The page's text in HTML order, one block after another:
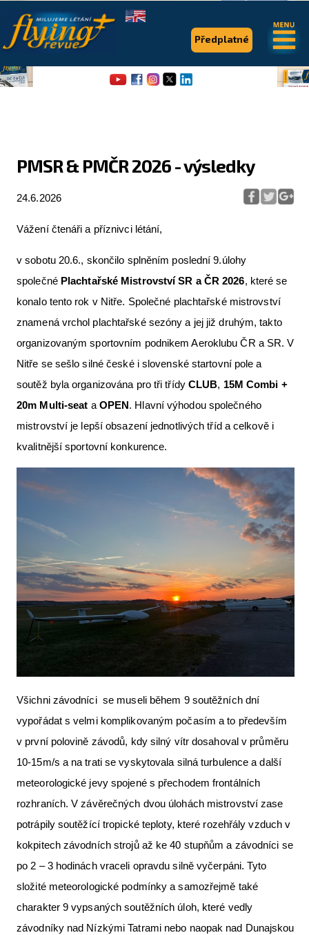
PMSR & PMČR 2026 - výsledky
24.6.2026
Vážení čtenáři a příznivci létání,
v sobotu 20.6., skončilo splněním poslední 9.úlohy
společné Plachtařské Mistrovství SR a ČR 2026, které se
konalo tento rok v Nitře. Společné plachtařské mistrovství
znamená vrchol plachtařské sezóny a jej již druhým, takto
organizovaným sportovním podnikem Aeroklubu ČR a SR. V
Nitře se sešlo silné české i slovenské startovní pole a
soutěž byla organizována pro tři třídy CLUB, 15M Combi +
20m Multi-seat a OPEN. Hlavní výhodou společného
mistrovství je lepší obsazení jednotlivých tříd a celkově i
kvalitnější sportovní konkurence.
Všichni závodníci se museli během 9 soutěžních dní
vypořádat s velmi komplikovaným počasím a to především
v první polovině závodů, kdy silný vítr dosahoval v průměru
10-15m/s a na trati se vyskytovala silná turbulence a další
meteorologické jevy spojené s přechodem frontálních
rozhraních. V závěrečných dvou úlohách mistrovství zase
potrápily soutěžící tropické teploty, které rozehřály vzduch v
kokpitech závodních strojů až ke 40 stupňům a závodníci se
po 2 – 3 hodinách vraceli opravdu silně vyčerpáni. Tyto
složité meteorologické podmínky a samozřejmě také
charakter 9 vypsaných soutěžních úloh, které vedly
závodníky nad Nízkými Tatrami nebo naopak nad Dunajskou
Předplatné
.
Pro piloty
Série & speciály
Letecká videa
Aktuální FR + archiv
Letecká muzea
VFR Communication app
The SAFE Guide app